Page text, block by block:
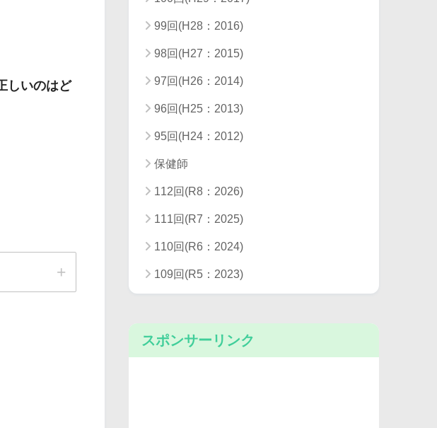
しいのはど
99回(H28：2016)
98回(H27：2015)
97回(H26：2014)
96回(H25：2013)
95回(H24：2012)
保健師
112回(R8：2026)
111回(R7：2025)
110回(R6：2024)
109回(R5：2023)
スポンサーリンク